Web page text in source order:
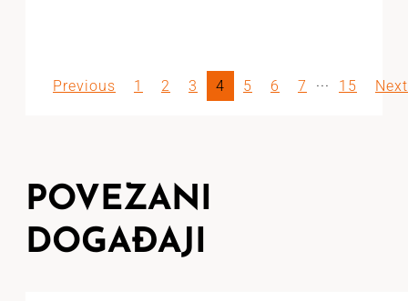
Previous 1 2 3 4 5 6 7 ··· 15 Next
POVEZANI
DOGAĐAJI